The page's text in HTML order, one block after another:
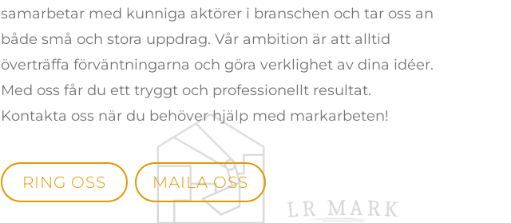
samarbetar med kunniga aktörer i branschen och tar oss an
både små och stora uppdrag. Vår ambition är att alltid
överträffa förväntningarna och göra verklighet av dina idéer.
Med oss får du ett tryggt och professionellt resultat.
Kontakta oss när du behöver hjälp med markarbeten!
RING OSS MAILA OSS